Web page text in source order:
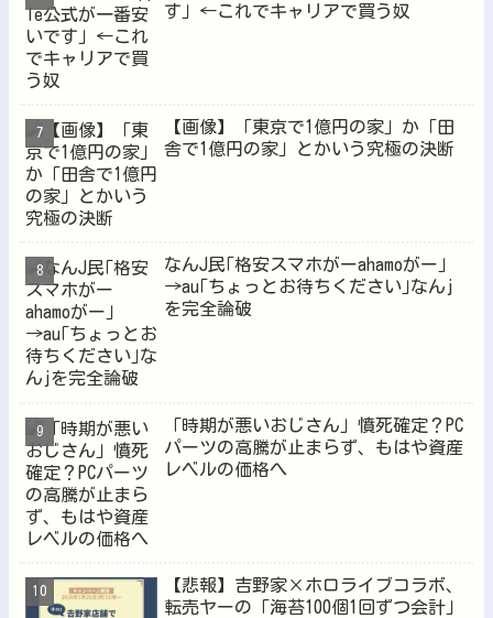
す」←これでキャリアで買う奴
【画像】「東京で1億円の家」か「田
舎で1億円の家」とかいう究極の決断
なんJ民｢格安スマホがーahamoがー｣
→au｢ちょっとお待ちください｣なんj
を完全論破
「時期が悪いおじさん」憤死確定？PC
パーツの高騰が止まらず、もはや資産
レベルの価格へ
【悲報】吉野家×ホロライブコラボ、
転売ヤーの「海苔100個1回ずつ会計」